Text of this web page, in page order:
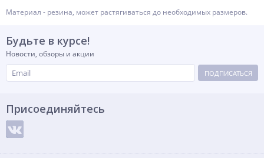
Материал - резина, может растягиваться до необходимых размеров.
Будьте в курсе!
Новости, обзоры и акции
ПОДПИСАТЬСЯ
Присоединяйтесь